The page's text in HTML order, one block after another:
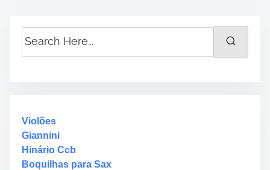
e
H
e
r
e
Violões
Giannini
Hinário Ccb
Boquilhas para Sax